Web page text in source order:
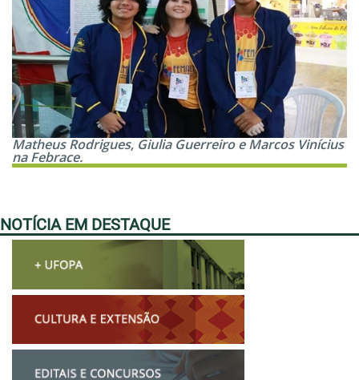
Matheus Rodrigues, Giulia Guerreiro e Marcos Vinícius
na Febrace.
NOTÍCIA EM DESTAQUE